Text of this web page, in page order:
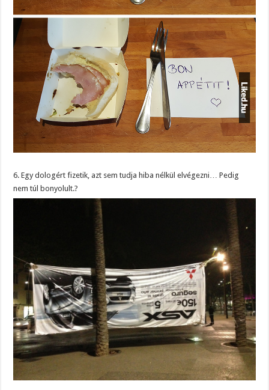
6. Egy dologért fizetik, azt sem tudja hiba nélkül elvégezni… Pedig
nem túl bonyolult.?